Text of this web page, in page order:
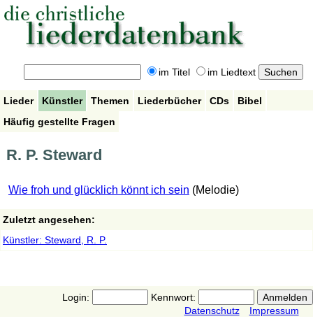
im Titel im Liedtext
Lieder Künstler Themen Liederbücher CDs
Bibel
Häufig gestellte Fragen
R. P. Steward
Wie froh und glücklich könnt ich sein (Melodie)
Zuletzt angesehen:
Künstler: Steward, R. P.
Login:
Kennwort:
Datenschutz
Impressum